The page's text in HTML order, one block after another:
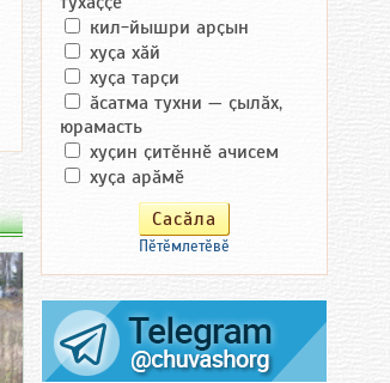
кил-йышри арҫын
хуҫа хӑй
хуҫа тарҫи
ӑсатма тухни — ҫылӑх,
юрамасть
хуҫин ҫитӗннӗ ачисем
хуҫа арӑмӗ
Пӗтӗмлетӗвӗ